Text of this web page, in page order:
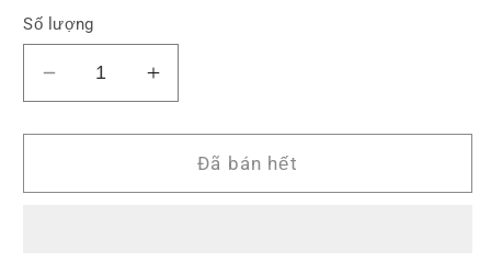
Số lượng
Giảm
số
lượng
Khăn
Tăng
số
lượng
Khăn
Đã bán hết